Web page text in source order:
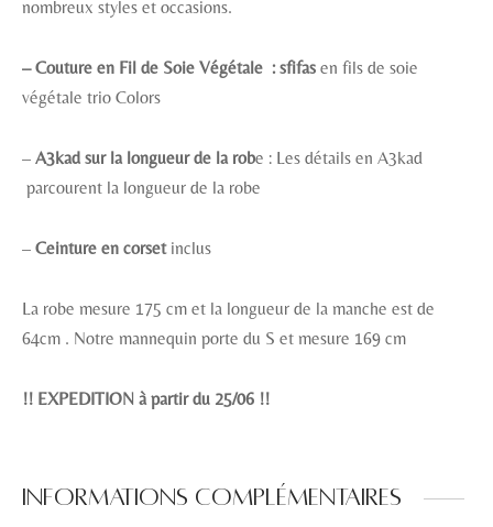
nombreux styles et occasions.
– Couture en Fil de Soie Végétale :sfifas en fils de soie
végétale trio Colors
– A3kad sur la longueur de la robe : Les détails en A3kad
parcourent la longueur de la robe
– Ceinture en corsetinclus
La robe mesure 175 cm et la longueur de la manche est de
64cm . Notre mannequin porte du S et mesure 169 cm
!! EXPEDITION à partir du 25/06 !!
Informations complémentaires